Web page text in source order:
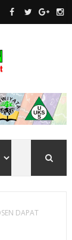
DAPAT